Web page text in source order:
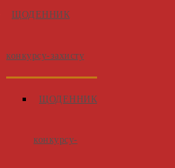
ЩОДЕННИК
конкурсу-захисту
ЩОДЕННИК
конкурсу-